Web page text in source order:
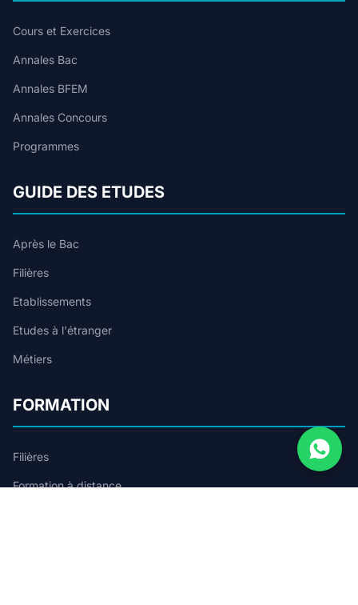
Cours et Exercices
Annales Bac
Annales BFEM
Annales Concours
Programmes
GUIDE DES ETUDES
Après le Bac
Filières
Etablissements
Etudes à l'étranger
Métiers
FORMATION
Filières
Formation à distance